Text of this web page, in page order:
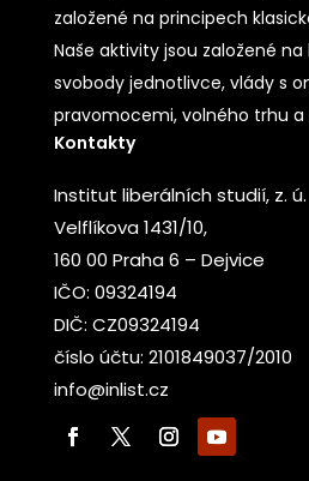
založené na principech
Naše aktivity jsou založené
svobody jednotlivce, vlády s
pravomocemi, volného trhu a
Kontakty
Institut liberálních studií, z. ú.
Velflíkova 1431/10,
160 00 Praha 6 – Dejvice
IČO: 09324194
DIČ: CZ09324194
číslo účtu: 2101849037/2010
info@inlist.cz